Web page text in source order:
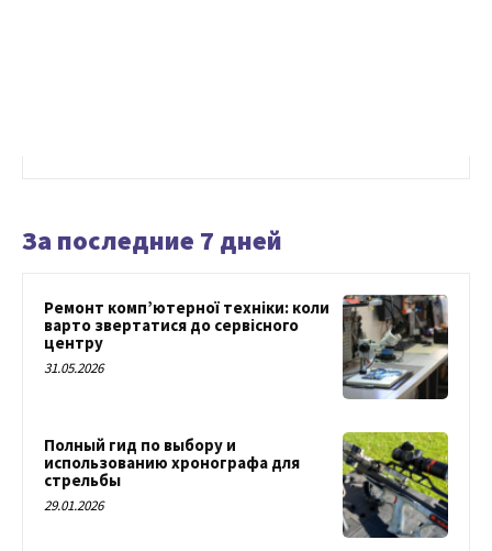
За последние 7 дней
Ремонт комп’ютерної техніки: коли
варто звертатися до сервісного
центру
31.05.2026
Полный гид по выбору и
использованию хронографа для
стрельбы
29.01.2026